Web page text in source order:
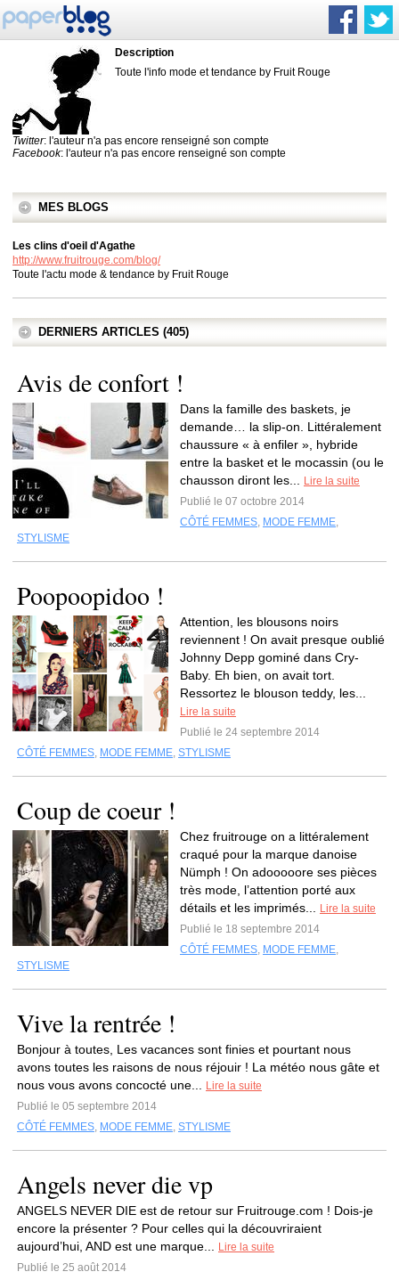
Description
Toute l'info mode et tendance by Fruit Rouge
Twitter: l'auteur n'a pas encore renseigné son compte
Facebook: l'auteur n'a pas encore renseigné son compte
MES BLOGS
Les clins d'oeil d'Agathe
http://www.fruitrouge.com/blog/
Toute l'actu mode & tendance by Fruit Rouge
DERNIERS ARTICLES (405)
Avis de confort !
Dans la famille des baskets, je
demande… la slip-on. Littéralement
chaussure « à enfiler », hybride
entre la basket et le mocassin (ou le
chausson diront les...
Lire la suite
Publié le 07 octobre 2014
CÔTÉ FEMMES, MODE FEMME,
STYLISME
Poopoopidoo !
Attention, les blousons noirs
reviennent ! On avait presque oublié
Johnny Depp gominé dans Cry-
Baby. Eh bien, on avait tort.
Ressortez le blouson teddy, les...
Lire la suite
Publié le 24 septembre 2014
CÔTÉ FEMMES, MODE FEMME, STYLISME
Coup de coeur !
Chez fruitrouge on a littéralement
craqué pour la marque danoise
Nümph ! On adooooore ses pièces
très mode, l’attention porté aux
détails et les imprimés...
Lire la suite
Publié le 18 septembre 2014
CÔTÉ FEMMES, MODE FEMME,
STYLISME
Vive la rentrée !
Bonjour à toutes, Les vacances sont finies et pourtant nous
avons toutes les raisons de nous réjouir ! La météo nous gâte et
nous vous avons concocté une...
Lire la suite
Publié le 05 septembre 2014
CÔTÉ FEMMES, MODE FEMME, STYLISME
Angels never die vp
ANGELS NEVER DIE est de retour sur Fruitrouge.com ! Dois-je
encore la présenter ? Pour celles qui la découvriraient
aujourd’hui, AND est une marque...
Lire la suite
Publié le 25 août 2014